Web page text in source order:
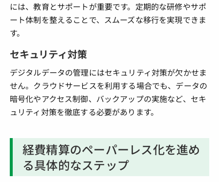
には、教育とサポートが重要です。定期的な研修やサポ
ート体制を整えることで、スムーズな移行を実現できま
す。
セキュリティ対策
デジタルデータの管理にはセキュリティ対策が欠かせま
せん。クラウドサービスを利用する場合でも、データの
暗号化やアクセス制御、バックアップの実施など、セキ
ュリティ対策を徹底する必要があります。
経費精算のペーパーレス化を進め
る具体的なステップ